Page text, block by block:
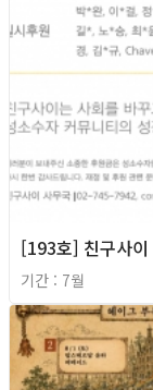
[193호] 친구사
기간 : 7월